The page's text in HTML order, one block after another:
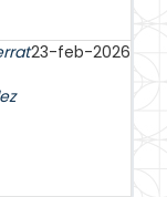
23-feb-2026